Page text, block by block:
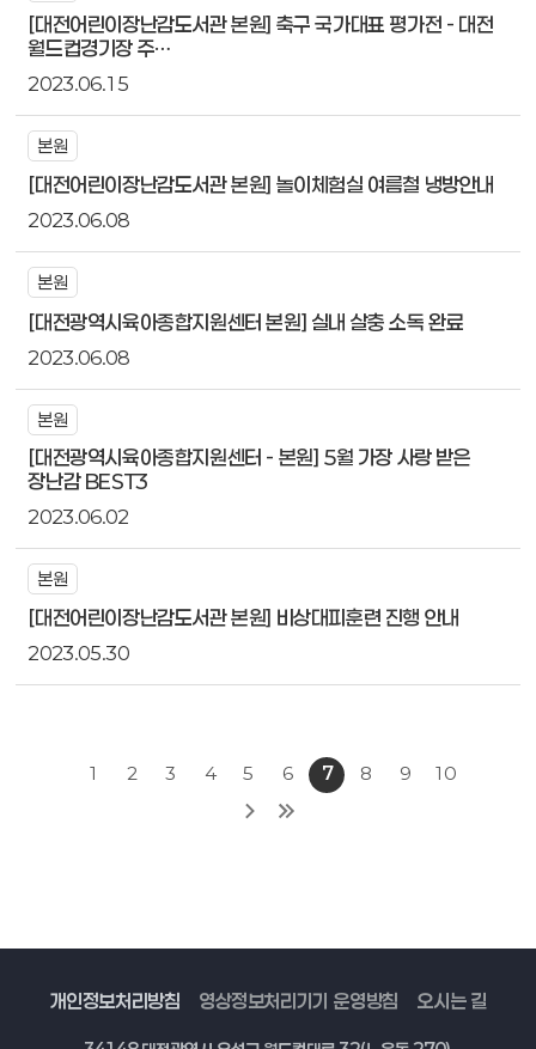
[대전어린이장난감도서관 본원] 축구 국가대표 평가전 - 대전
월드컵경기장 주…
2023.06.15
본원
[대전어린이장난감도서관 본원] 놀이체험실 여름철 냉방안내
2023.06.08
본원
[대전광역시육아종합지원센터 본원] 실내 살충 소독 완료
2023.06.08
본원
[대전광역시육아종합지원센터 - 본원] 5월 가장 사랑 받은
장난감 BEST3
2023.06.02
본원
[대전어린이장난감도서관 본원] 비상대피훈련 진행 안내
2023.05.30
1 2 3 4 5 6 7 8 9 10
개인정보처리방침 영상정보처리기기 운영방침 오시는 길